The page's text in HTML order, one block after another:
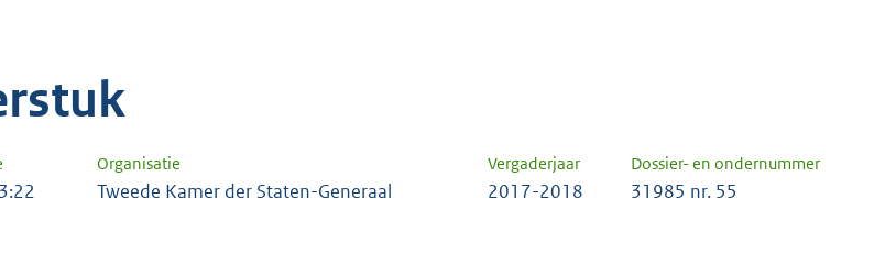
Organisatie Vergaderjaar Dossier- en ondernummer
Tweede Kamer der Staten-Generaal 2017-2018 31985 nr. 55